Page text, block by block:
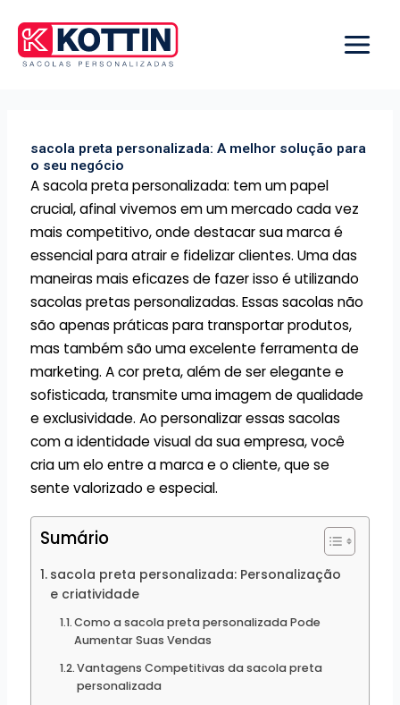
para
sacola preta personalizada: A melhor solução para
o seu negócio
A sacola preta personalizada: tem um papel
crucial, afinal vivemos em um mercado cada vez
mais competitivo, onde destacar sua marca é
essencial para atrair e fidelizar clientes. Uma das
maneiras mais eficazes de fazer isso é utilizando
sacolas pretas personalizadas. Essas sacolas não
são apenas práticas para transportar produtos,
mas também são uma excelente ferramenta de
marketing. A cor preta, além de ser elegante e
sofisticada, transmite uma imagem de qualidade
e exclusividade. Ao personalizar essas sacolas
com a identidade visual da sua empresa, você
cria um elo entre a marca e o cliente, que se
sente valorizado e especial.
Sumário
sacola preta personalizada: Personalização
e criatividade
Como a sacola preta personalizada Pode
Aumentar Suas Vendas
Vantagens Competitivas da sacola preta
personalizada